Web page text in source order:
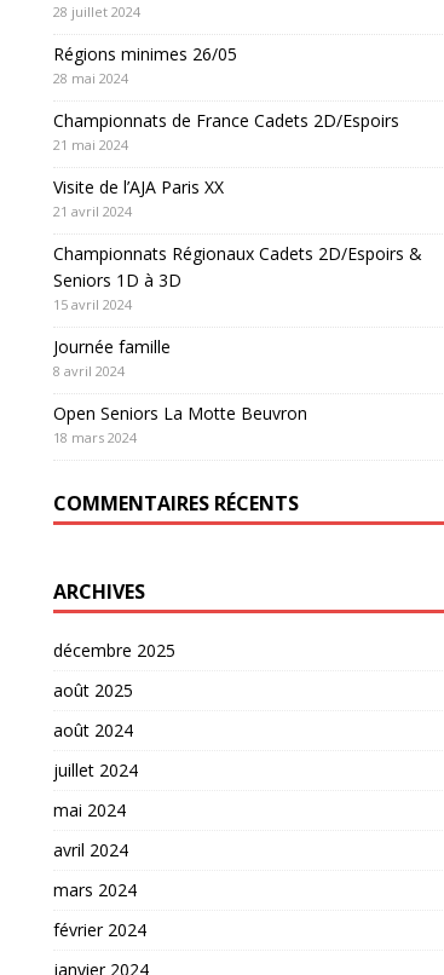
28 juillet 2024
Régions minimes 26/05
28 mai 2024
Championnats de France Cadets 2D/Espoirs
21 mai 2024
Visite de l’AJA Paris XX
21 avril 2024
Championnats Régionaux Cadets 2D/Espoirs &
Seniors 1D à 3D
15 avril 2024
Journée famille
8 avril 2024
Open Seniors La Motte Beuvron
18 mars 2024
COMMENTAIRES RÉCENTS
ARCHIVES
décembre 2025
août 2025
août 2024
juillet 2024
mai 2024
avril 2024
mars 2024
février 2024
janvier 2024